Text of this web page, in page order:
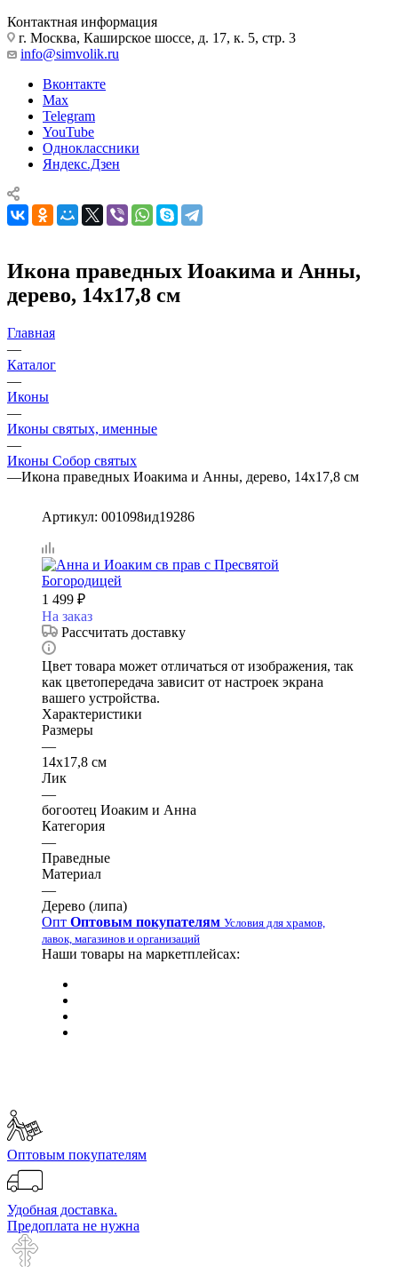
Контактная информация
г. Москва, Каширское шоссе, д. 17, к. 5, стр. 3
info@simvolik.ru
Вконтакте
Max
Telegram
YouTube
Одноклассники
Яндекс.Дзен
Икона праведных Иоакима и Анны,
дерево, 14х17,8 см
Главная
—
Каталог
—
Иконы
—
Иконы святых, именные
—
Иконы Собор святых
—Икона праведных Иоакима и Анны, дерево, 14х17,8 см
Артикул: 001098ид19286
1 499 ₽
На заказ
Рассчитать доставку
Цвет товара может отличаться от изображения, так
как цветопередача зависит от настроек экрана
вашего устройства.
Характеристики
Размеры
—
14х17,8 см
Лик
—
богоотец Иоаким и Анна
Категория
—
Праведные
Материал
—
Дерево (липа)
Опт Оптовым покупателям Условия для храмов,
лавок, магазинов и организаций
Наши товары на маркетплейсах:
Оптовым покупателям
Удобная доставка.
Предоплата не нужна